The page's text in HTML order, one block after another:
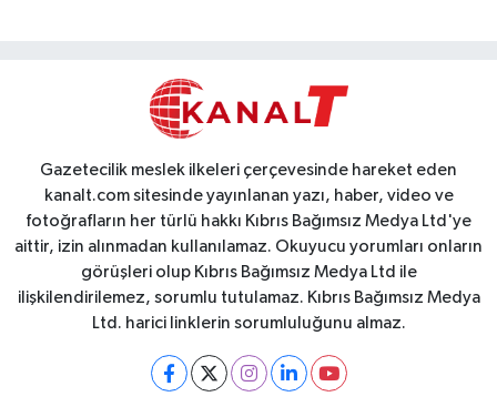
Gazetecilik meslek ilkeleri çerçevesinde hareket eden
kanalt.com sitesinde yayınlanan yazı, haber, video ve
fotoğrafların her türlü hakkı Kıbrıs Bağımsız Medya Ltd'ye
aittir, izin alınmadan kullanılamaz. Okuyucu yorumları onların
görüşleri olup Kıbrıs Bağımsız Medya Ltd ile
ilişkilendirilemez, sorumlu tutulamaz. Kıbrıs Bağımsız Medya
Ltd. harici linklerin sorumluluğunu almaz.